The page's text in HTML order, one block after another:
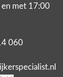
met 17:00
060